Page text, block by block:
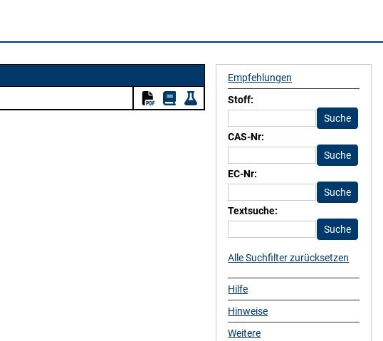
Empfehlungen
Stoff:
CAS-Nr:
EC-Nr:
Textsuche:
Alle Suchfilter zurücksetzen
Hilfe
Hinweise
Weitere